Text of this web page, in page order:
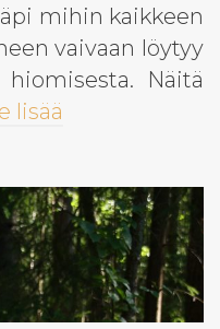
mihin kaikkeen
vaivaan löytyy
Näitä
lisää